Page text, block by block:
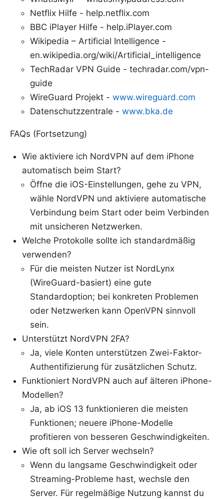
Netflix Hilfe - help.netflix.com
BBC iPlayer Hilfe - help.iPlayer.com
Wikipedia – Artificial Intelligence -
en.wikipedia.org/wiki/Artificial_intelligence
TechRadar VPN Guide - techradar.com/vpn-
guide
WireGuard Projekt - www.wireguard.com
Datenschutzzentrale - www.bka.de
FAQs (Fortsetzung)
Wie aktiviere ich NordVPN auf dem iPhone
automatisch beim Start?
Öffne die iOS-Einstellungen, gehe zu VPN,
wähle NordVPN und aktiviere automatische
Verbindung beim Start oder beim Verbinden
mit unsicheren Netzwerken.
Welche Protokolle sollte ich standardmäßig
verwenden?
Für die meisten Nutzer ist NordLynx
(WireGuard-basiert) eine gute
Standardoption; bei konkreten Problemen
oder Netzwerken kann OpenVPN sinnvoll
sein.
Unterstützt NordVPN 2FA?
Ja, viele Konten unterstützen Zwei-Faktor-
Authentifizierung für zusätzlichen Schutz.
Funktioniert NordVPN auch auf älteren iPhone-
Modellen?
Ja, ab iOS 13 funktionieren die meisten
Funktionen; neuere iPhone-Modelle
profitieren von besseren Geschwindigkeiten.
Wie oft soll ich Server wechseln?
Wenn du langsame Geschwindigkeit oder
Streaming-Probleme hast, wechsle den
Server. Für regelmäßige Nutzung kannst du